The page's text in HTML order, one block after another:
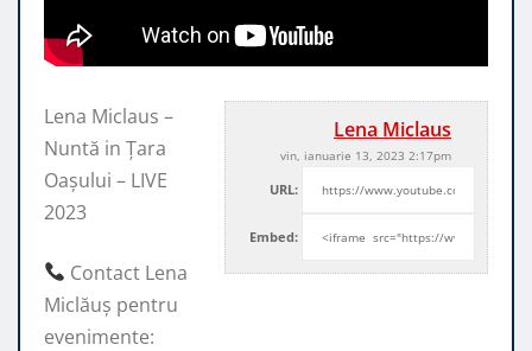
Lena Miclaus
vin, ianuarie 13, 2023 2:17pm
URL:
Embed:
Lena Miclaus –
Nuntă in Țara
Oașului – LIVE
2023
Contact Lena
Miclăuș pentru
evenimente: